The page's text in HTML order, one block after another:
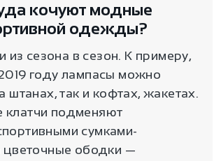
кочуют модные
одежды?
из сезона в сезон. К примеру,
году лампасы можно
штанах, так и кофтах, жакетах.
подменяют
сумками-
цветочные ободки —